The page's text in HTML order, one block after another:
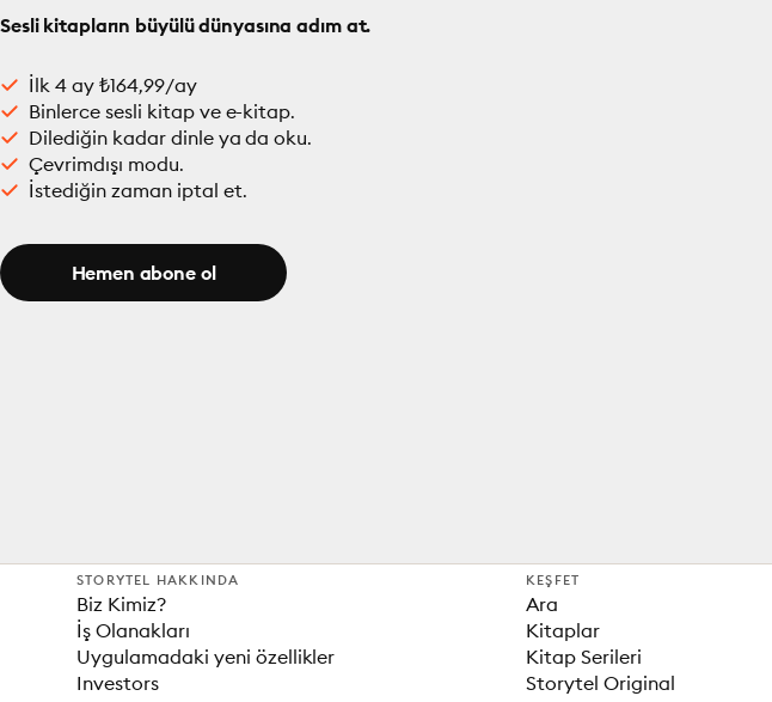
Sesli kitapların büyülü dünyasına adım at.
İlk 4 ay ₺164,99/ay
Binlerce sesli kitap ve e-kitap.
Dilediğin kadar dinle ya da oku.
Çevrimdışı modu.
İstediğin zaman iptal et.
Hemen abone ol
STORYTEL HAKKINDA
Biz Kimiz?
İş Olanakları
Uygulamadaki yeni özellikler
Investors
KEŞFET
Ara
Kitaplar
Kitap Serileri
Storytel Original